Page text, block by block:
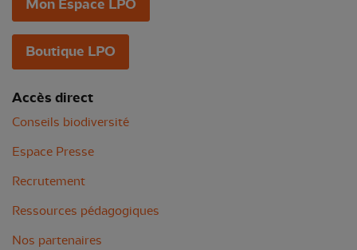
Mon Espace LPO
Boutique LPO
Accès direct
Conseils biodiversité
Espace Presse
Recrutement
Ressources pédagogiques
Nos partenaires